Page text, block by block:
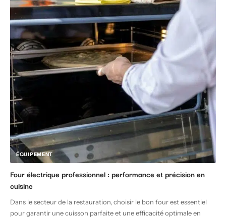
ÉQUIPEMENT
Four électrique professionnel : performance et précision en
cuisine
Dans le secteur de la restauration, choisir le bon four est essentiel
pour garantir une cuisson parfaite et une efficacité optimale en